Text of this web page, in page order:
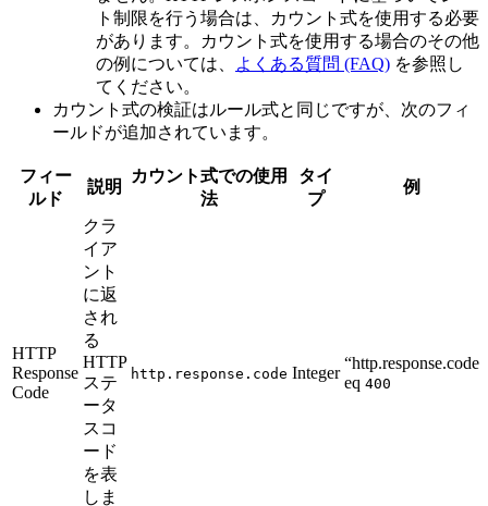
ト制限を行う場合は、カウント式を使用する必要
があります。カウント式を使用する場合のその他
の例については、
よくある質問 (FAQ) を参照し
てください。
カウント式の検証はルール式と同じですが、次のフィ
ールドが追加されています。
フィー
ルド
説明
カウント式での使用
法
タイ
プ
例
HTTP
Response
Code
クラ
イア
ント
に返
され
る
HTTP
ステ
ータ
スコ
ード
を表
しま
http.response.code Integer
“http.response.code
eq 400